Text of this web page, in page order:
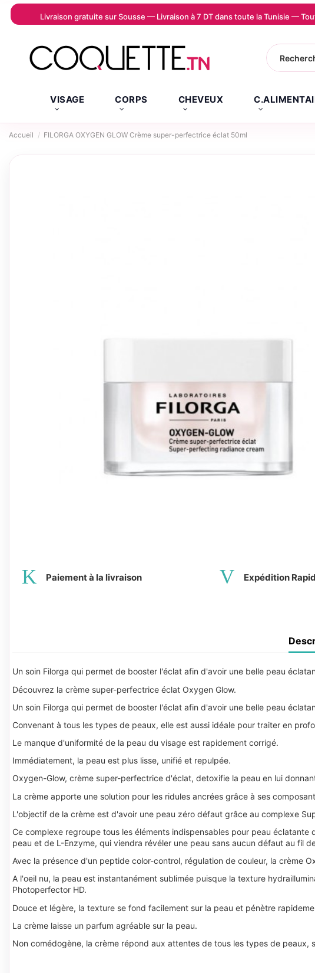
Livraison gratuite sur Sousse — Livraison à 7 DT dans toute la Tunisie —
VISAGE CORPS CHEVEUX
Accueil FILORGA OXYGEN GLOW Crème super-perfectrice éclat 50ml
Paiement à la livraison Expédition
Un soin Filorga qui permet de booster l'éclat afin d'avoir une belle peau
Découvrez la crème super-perfectrice éclat Oxygen Glow.
Un soin Filorga qui permet de booster l'éclat afin d'avoir une belle peau
Convenant à tous les types de peaux, elle est aussi idéale pour traiter en
Le manque d'uniformité de la peau du visage est rapidement corrigé.
Immédiatement, la peau est plus lisse, unifié et repulpée.
Oxygen-Glow, crème super-perfectrice d'éclat, detoxifie la peau en lui
La crème apporte une solution pour les ridules ancrées grâce à ses
L'objectif de la crème est d'avoir une peau zéro défaut grâce au complexe
Ce complexe regroupe tous les éléments indispensables pour peau
peau et de L-Enzyme, qui viendra révéler une peau sans aucun défaut au fil
Avec la présence d'un peptide color-control, régulation de couleur, la crème
A l'oeil nu, la peau est instantanément sublimée puisque la texture
Photoperfector HD.
Douce et légère, la texture se fond facilement sur la peau et pénètre
La crème laisse un parfum agréable sur la peau.
Non comédogène, la crème répond aux attentes de tous les types de peaux,